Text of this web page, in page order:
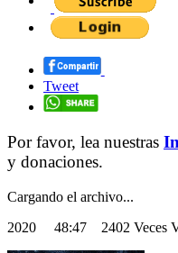
Tweet
Por favor, lea nuestras
y donaciones.
Cargando el archivo...
2020 48:47 2402 Veces